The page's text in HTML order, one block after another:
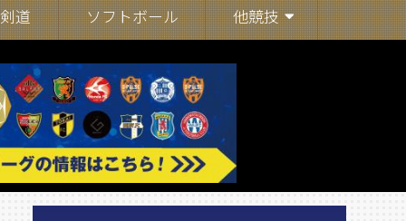
剣道 ソフトボール 他競技